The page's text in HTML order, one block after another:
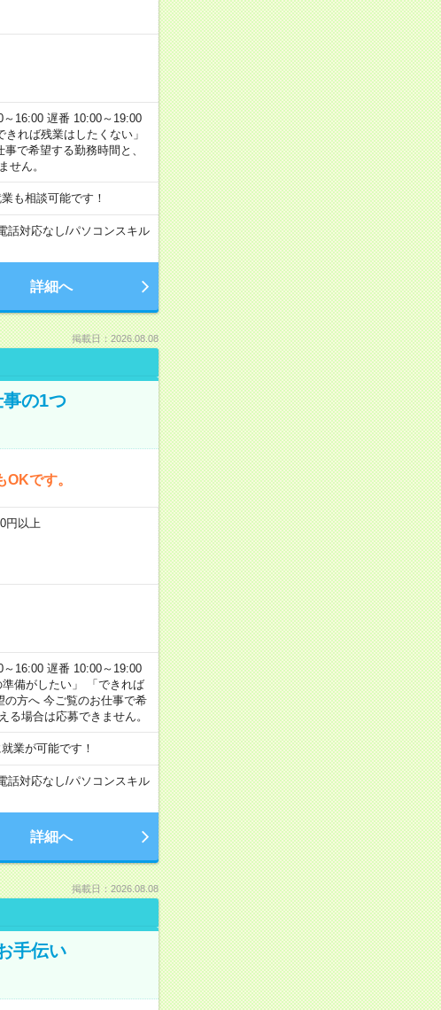
16:00 遅番 10:00～19:00
れば残業はしたくない」
で希望する勤務時間と、
せん。
も相談可能です！
話対応なし/パソコンスキル
詳細へ
掲載日：2026.08.08
の1つ
です。
円以上
16:00 遅番 10:00～19:00
備がしたい」 「できれば
方へ 今ご覧のお仕事で希
場合は応募できません。
業が可能です！
話対応なし/パソコンスキル
詳細へ
掲載日：2026.08.08
手伝い